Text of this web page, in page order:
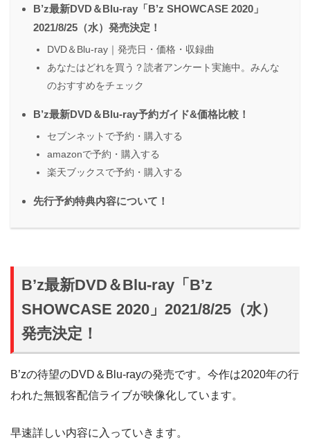
B’z最新DVD＆Blu-ray「B’z SHOWCASE 2020」
2021/8/25（水）発売決定！
DVD＆Blu-ray｜発売日・価格・収録曲
あなたはどれを買う？読者アンケート実施中。みんな
のおすすめをチェック
B’z最新DVD＆Blu-ray予約ガイド&価格比較！
セブンネットで予約・購入する
amazonで予約・購入する
楽天ブックスで予約・購入する
先行予約特典内容について！
B’z最新DVD＆Blu-ray「B’z
SHOWCASE 2020」2021/8/25（水）
発売決定！
B’zの待望のDVD＆Blu-rayの発売です。今作は2020年の行
われた無観客配信ライブが映像化しています。
早速詳しい内容に入っていきます。